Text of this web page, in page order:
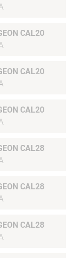
CAL20
CAL20
CAL20
CAL28
CAL28
CAL28